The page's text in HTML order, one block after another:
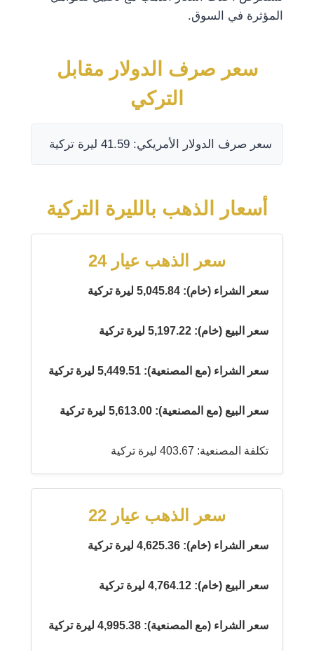
المؤثرة في السوق.
سعر صرف الدولار مقابل
التركي
سعر صرف الدولار الأمريكي: 41.59 ليرة تركية
أسعار الذهب بالليرة التركية
سعر الذهب عيار 24
سعر الشراء (خام): 5,045.84 ليرة تركية
سعر البيع (خام): 5,197.22 ليرة تركية
سعر الشراء (مع المصنعية): 5,449.51 ليرة تركية
سعر البيع (مع المصنعية): 5,613.00 ليرة تركية
تكلفة المصنعية: 403.67 ليرة تركية
سعر الذهب عيار 22
سعر الشراء (خام): 4,625.36 ليرة تركية
سعر البيع (خام): 4,764.12 ليرة تركية
سعر الشراء (مع المصنعية): 4,995.38 ليرة تركية